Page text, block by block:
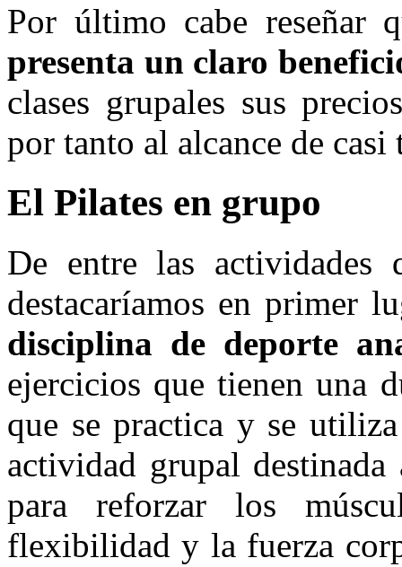
Por último cabe reseñar
presenta un claro
clases grupales sus
por tanto al alcance de
El Pilates en grupo
De entre las actividades
destacaríamos en primer
disciplina de deporte
ejercicios que tienen una
que se practica y se
actividad grupal
para reforzar los
flexibilidad y la fuerza